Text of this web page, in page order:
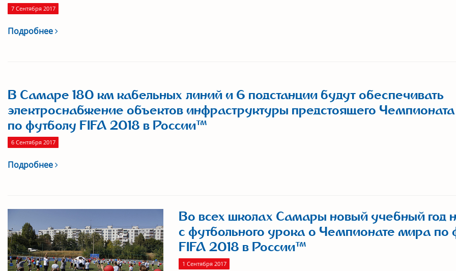
7 Сентября 2017
Подробнее
В Самаре 180 км кабельных линий и 6 подстанции будут обеспечивать
электроснабжение объектов инфраструктуры предстоящего
по футболу FIFA 2018 в России™
6 Сентября 2017
Подробнее
Во всех школах Самары новый учебный год
с футбольного урока о Чемпионате мира по
FIFA 2018 в России™
1 Сентября 2017